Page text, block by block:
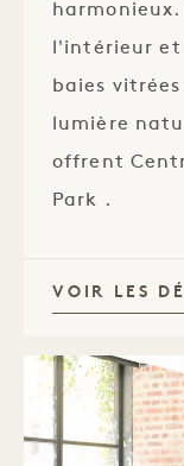
l'intérieur
baies
lumière
offrent
Park .
VOIR LES